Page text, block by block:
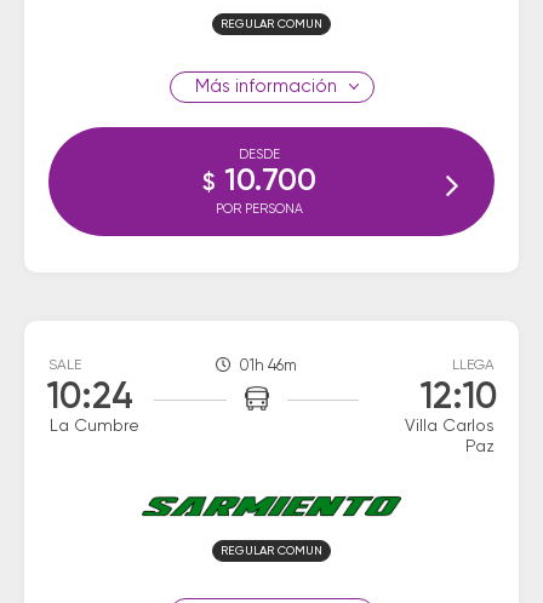
REGULAR COMUN
información
DESDE
$ 10.700
POR PERSONA
SALE
10:24
La Cumbre
01h 46m LLEGA
12:10
Villa Carlos
Paz
REGULAR COMUN